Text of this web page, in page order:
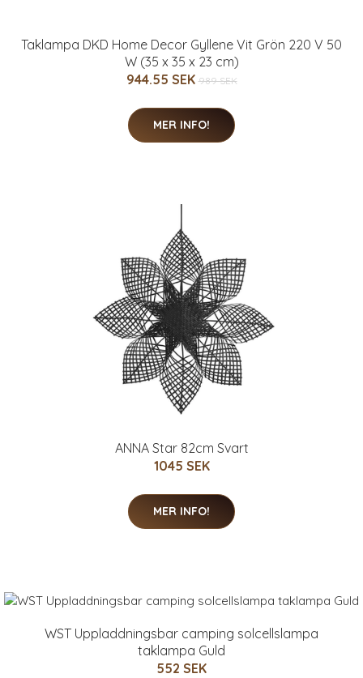
Taklampa DKD Home Decor Gyllene Vit Grön 220 V 50
W (35 x 35 x 23 cm)
944.55 SEK 989 SEK
MER INFO!
ANNA Star 82cm Svart
1045 SEK
MER INFO!
WST Uppladdningsbar camping solcellslampa
taklampa Guld
552 SEK